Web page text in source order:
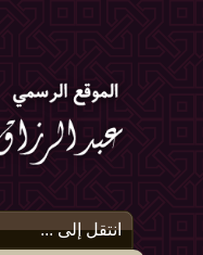
انتقل إلى ...